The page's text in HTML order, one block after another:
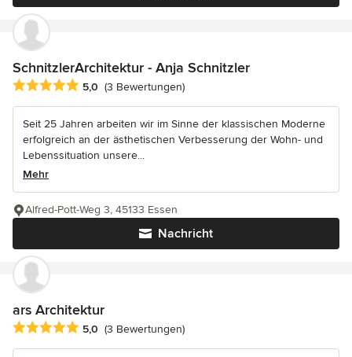
SchnitzlerArchitektur - Anja Schnitzler
Durchschnittliche Bewertung: 5 von 5 Sternen
5,0 (3 Bewertungen)
Seit 25 Jahren arbeiten wir im Sinne der klassischen Moderne
erfolgreich an der ästhetischen Verbesserung der Wohn- und
Lebenssituation unsere...
Mehr
Nachricht
Alfred-Pott-Weg 3, 45133 Essen
ars Architektur
Durchschnittliche Bewertung: 5 von 5 Sternen
5,0 (3 Bewertungen)